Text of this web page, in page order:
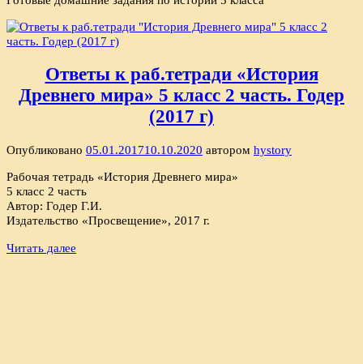
Ответы к раб.тетради «История
Древнего мира» 5 класс 2 часть. Годер
(2017 г)
Опубликовано 05.01.201710.10.2020 автором hystory
Рабочая тетрадь «История Древнего мира»
5 класс 2 часть
Автор: Годер Г.И.
Издательство «Просвещение», 2017 г.
Читать далее